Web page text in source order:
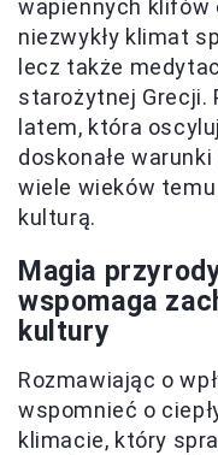
wapiennych klifów
niezwykły klimat
lecz także
starożytnej Grecji.
latem, która
doskonałe
wiele wieków
kulturą.
Magia
wspomaga
kultury
Rozmawiając o
wspomnieć o
klimacie, który